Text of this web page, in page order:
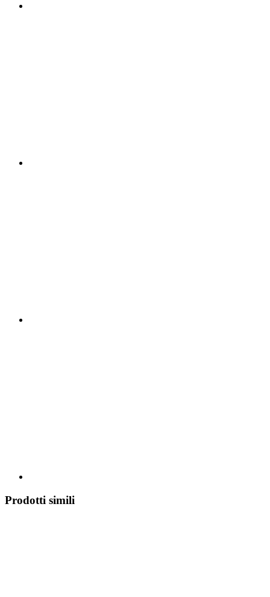
Prodotti simili